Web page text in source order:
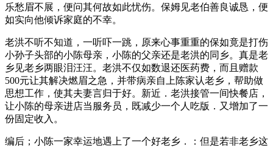
乐愁眉不展，便问其何故如此忧伤。保姆见老伯善良诚恳，便
如实向他倾诉家庭的不幸。
老洪不听不知道，一听吓一跳，原来心事重重的保如竟是打伤
小孙子头部的小陈母亲，小陈的父亲还是老洪的同乡。真是老
乡见老乡两眼泪汪汪。老洪不仅如数退还医药费，而且赠款
500元让其解决燃眉之急，并带病亲自上陈家认老乡，帮助做
思想工作，使其夫妻言归于好。新近．老洪接管一间快餐店，
让小陈的母亲进店当服务员，既减少一个人吃版．又增加了一
份固定收入。
编后；小陈一家幸运地遇上了一个好老乡．：但是若非老乡这